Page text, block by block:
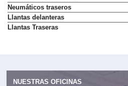
Neumáticos traseros
Llantas delanteras
Llantas Traseras
NUESTRAS OFICINAS